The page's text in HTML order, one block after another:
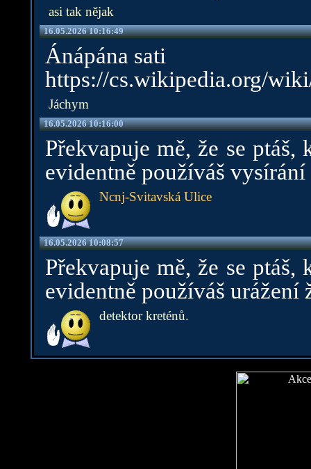
asi tak nějak
16.05.2026 10:16:49
Ánápána sati
https://cs.wikipedia.org/
Jáchym
16.05.2026 10:16:00
Překvapuje mě, že se
evidentně používáš
Ncnj-Svitavská Ulice
16.05.2026 10:08:57
Překvapuje mě, že se
evidentně používáš urážení
detektor kreténů.